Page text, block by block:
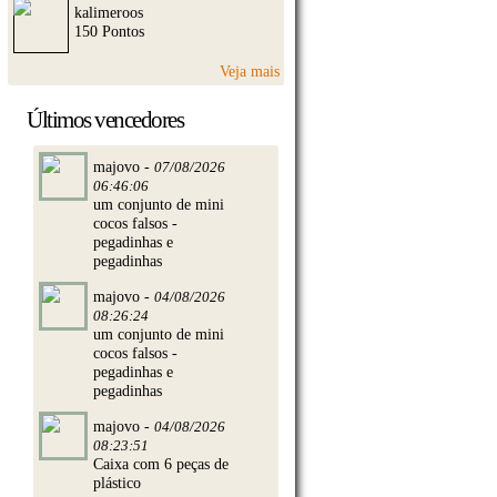
kalimeroos
150 Pontos
Veja mais
Últimos vencedores
majovo - 07/08/2026
06:46:06
um conjunto de mini
cocos falsos -
pegadinhas e
pegadinhas
majovo - 04/08/2026
08:26:24
um conjunto de mini
cocos falsos -
pegadinhas e
pegadinhas
majovo - 04/08/2026
08:23:51
Caixa com 6 peças de
plástico